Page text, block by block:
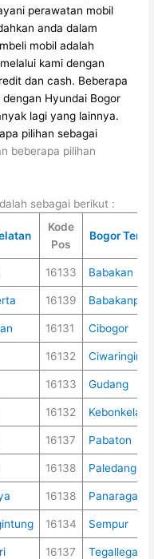
perawatan mobil
anda dalam
mobil adalah
kami dengan
dan cash. Beberapa
Hyundai Bogor
lagi yang lainnya.
pilihan sebagai
beberapa pilihan
sebagai berikut :
Kode
Pos
Bogor
16133 Babakan
16139
16131 Cibogor
16132 Ciwaringin
16133 Gudang
16132 Kebonkelapa
16137 Pabaton
16138 Paledang
16138 Panaragan
16134 Sempur
16137 Tegallega